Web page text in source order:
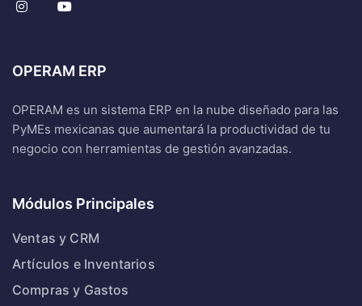
OPERAM ERP
OPERAM es un sistema ERP en la nube diseñado para las
PyMEs mexicanas que aumentará la productividad de tu
negocio con herramientas de gestión avanzadas.
Módulos Principales
Ventas y CRM
Artículos e Inventarios
Compras y Gastos